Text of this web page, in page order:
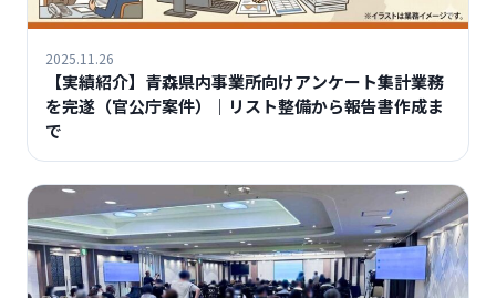
2025.11.26
【実績紹介】青森県内事業所向けアンケート集計業務
を完遂（官公庁案件）｜リスト整備から報告書作成ま
で